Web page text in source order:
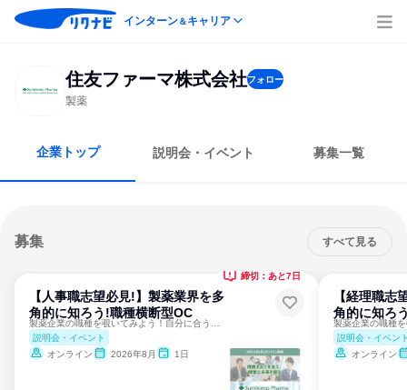
インターン＆キャリア
住友ファーマ株式会社フォロー
製薬
企業トップ 説明会・イベント 募集一覧
募集 すべて見る
【人事職志望必見!】製薬業界を多
角的に知ろう!職種横断型OC
説明会・イベント
オンライン
2026年8月 1日
締切：あと7日
【経理職志
角的に知ろ
説明会・イベン
オンライン